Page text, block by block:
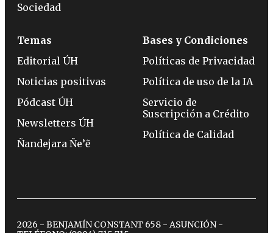
Sociedad
Temas
Editorial ÚH
Noticias positivas
Pódcast ÚH
Newsletters ÚH
Ñandejara Ñe’ẽ
Bases y Condiciones
Políticas de Privacidad
Política de uso de la IA
Servicio de
Suscripción a Crédito
Política de Calidad
2026 - BENJAMÍN CONSTANT 658 - ASUNCIÓN -